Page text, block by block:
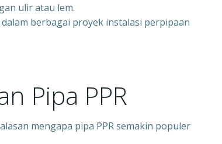
ulir atau lem.
berbagai proyek instalasi perpipaan
Pipa PPR
mengapa pipa PPR semakin populer